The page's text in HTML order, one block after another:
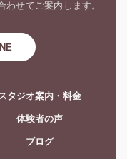
せてご案内します。
タジオ案内・料金
体験者の声
ブログ